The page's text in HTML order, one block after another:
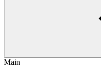
Main